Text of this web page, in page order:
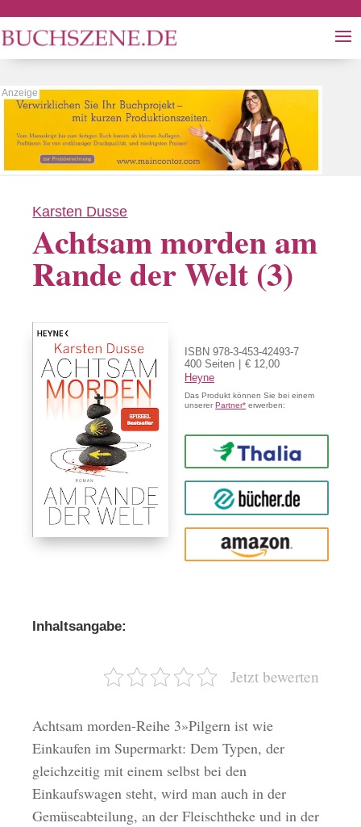
Karsten Dusse
Achtsam morden am
Rande der Welt (3)
ISBN 978-3-453-42493-7
400 Seiten
€ 12,00
Heyne
Das Produkt können Sie bei einem
unsererPartner* erwerben:
Thalia
buecher.de
Amazon
Inhaltsangabe:
Jetzt bewerten
Achtsam morden-Reihe 3»Pilgern ist wie
Einkaufen im Supermarkt: Dem Typen, der
gleichzeitig mit einem selbst bei den
Einkaufswagen steht, wird man auch in der
Gemüseabteilung, an der Fleischtheke und in der